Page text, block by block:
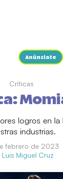
Anúnciate
Críticas
logros en la
industrias.
febrero de 2023
Luis Miguel Cruz